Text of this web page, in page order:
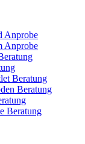
Anprobe
Anprobe
Beratung
Beratung
Beratung